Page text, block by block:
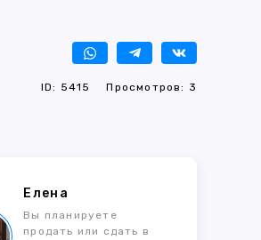
ID: 5415 Просмотров: 3
Елена
Вы планируете
продать или сдать в